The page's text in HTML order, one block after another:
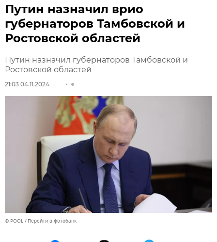
Путин назначил врио
губернаторов Тамбовской и
Ростовской областей
Путин назначил губернаторов Тамбовской и
Ростовской областей
21:03 04.11.2024
© POOL Перейти в фотобанк